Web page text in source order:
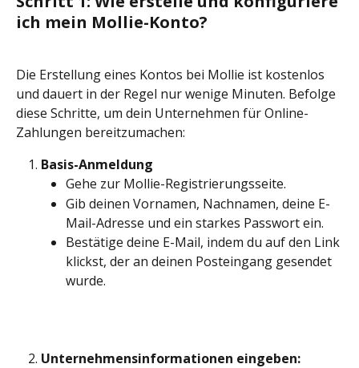
ich mein Mollie-Konto?
Die Erstellung eines Kontos bei Mollie ist kostenlos
und dauert in der Regel nur wenige Minuten. Befolge
diese Schritte, um dein Unternehmen für Online-
Zahlungen bereitzumachen:
Basis-Anmeldung
Gehe zur Mollie-Registrierungsseite.
Gib deinen Vornamen, Nachnamen, deine E-
Mail-Adresse und ein starkes Passwort ein.
Bestätige deine E-Mail, indem du auf den Link
klickst, der an deinen Posteingang gesendet
wurde.
Unternehmensinformationen eingeben: